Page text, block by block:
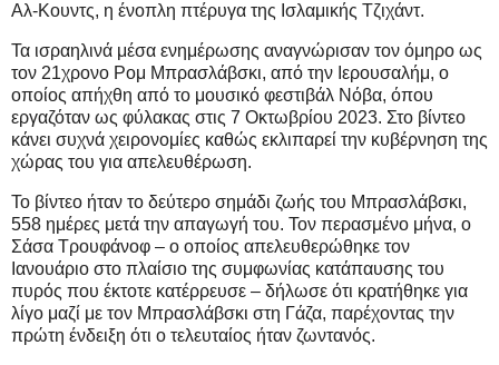
Αλ-Κουντς, η ένοπλη πτέρυγα της Ισλαμικής Τζιχάντ.
Τα ισραηλινά μέσα ενημέρωσης αναγνώρισαν τον όμηρο ως
τον 21χρονο Ρομ Μπρασλάβσκι, από την Ιερουσαλήμ, ο
οποίος απήχθη από το μουσικό φεστιβάλ Νόβα, όπου
εργαζόταν ως φύλακας στις 7 Οκτωβρίου 2023. Στο βίντεο
κάνει συχνά χειρονομίες καθώς εκλιπαρεί την κυβέρνηση της
χώρας του για απελευθέρωση.
Το βίντεο ήταν το δεύτερο σημάδι ζωής του Μπρασλάβσκι,
558 ημέρες μετά την απαγωγή του. Τον περασμένο μήνα, ο
Σάσα Τρουφάνοφ – ο οποίος απελευθερώθηκε τον
Ιανουάριο στο πλαίσιο της συμφωνίας κατάπαυσης του
πυρός που έκτοτε κατέρρευσε – δήλωσε ότι κρατήθηκε για
λίγο μαζί με τον Μπρασλάβσκι στη Γάζα, παρέχοντας την
πρώτη ένδειξη ότι ο τελευταίος ήταν ζωντανός.